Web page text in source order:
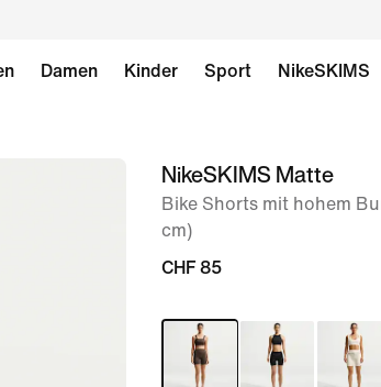
Damen Kinder Sport NikeSKIMS
Bild 1NikeSKIMS Matte
Bike Shorts mit hohem
cm)
CHF 85